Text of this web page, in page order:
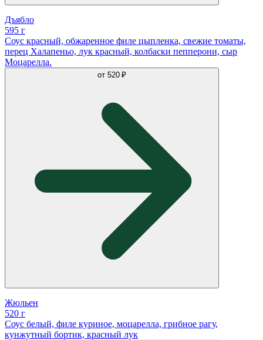
Дъябло
595 г
Соус красный, обжаренное филе цыпленка, свежие томаты,
перец Халапеньо, лук красный, колбаски пепперони, сыр
Моцарелла.
от 520 ₽
Жюльен
520 г
Соус белый, филе куриное, моцарелла, грибное рагу,
кунжутный бортик, красный лук